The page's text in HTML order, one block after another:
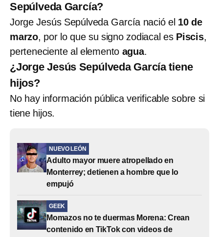
Sepúlveda García?
Jorge Jesús Sepúlveda García nació el 10 de
marzo, por lo que su signo zodiacal es Piscis,
perteneciente al elemento agua.
¿Jorge Jesús Sepúlveda García tiene
hijos?
No hay información pública verificable sobre si
tiene hijos.
NUEVO LEÓN
Adulto mayor muere atropellado en
Monterrey; detienen a hombre que lo
empujó
GEEK
Momazos no te duermas Morena: Crean
contenido en TikTok con videos de